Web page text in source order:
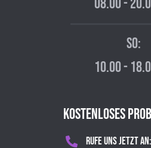
08.00 -
So:
10.00 -
Kostenloses
Rufe Uns Jetzt